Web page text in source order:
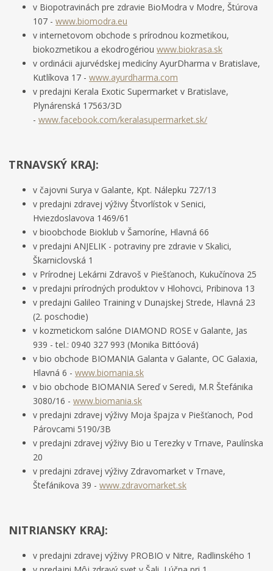
v Biopotravinách pre zdravie BioModra v Modre, Štúrova
107 -www.biomodra.eu
v internetovom obchode s prírodnou kozmetikou,
biokozmetikou a ekodrogériouwww.biokrasa.sk
v ordinácii ajurvédskej medicíny AyurDharma v Bratislave,
Kutlíkova 17 -www.ayurdharma.com
v predajni Kerala Exotic Supermarket v Bratislave,
Plynárenská 17563/3D
-www.facebook.com/keralasupermarket.sk/
TRNAVSKÝ KRAJ:
v čajovni Surya v Galante, Kpt. Nálepku 727/13
v predajni zdravej výživy Štvorlístok v Senici,
Hviezdoslavova 1469/61
v bioobchode Bioklub v Šamoríne, Hlavná 66
v predajni ANJELIK - potraviny pre zdravie v Skalici,
Škarniclovská 1
v Prírodnej Lekárni Zdravoš v Piešťanoch, Kukučínova 25
v predajni prírodných produktov v Hlohovci, Pribinova 13
v predajni Galileo Training v Dunajskej Strede, Hlavná 23
(2. poschodie)
v kozmetickom salóne DIAMOND ROSE v Galante, Jas
939 - tel.: 0940 327 993 (Monika Bittóová)
v bio obchode BIOMANIA Galanta v Galante, OC Galaxia,
Hlavná 6 -www.biomania.sk
v bio obchode BIOMANIA Sereď v Seredi, M.R Štefánika
3080/16 -www.biomania.sk
v predajni zdravej výživy Moja špajza v Piešťanoch, Pod
Párovcami 5190/3B
v predajni zdravej výživy Bio u Terezky v Trnave, Paulínska
20
v predajni zdravej výživy Zdravomarket v Trnave,
Štefánikova 39 -www.zdravomarket.sk
NITRIANSKY KRAJ:
v predajni zdravej výživy PROBIO v Nitre, Radlinského 1